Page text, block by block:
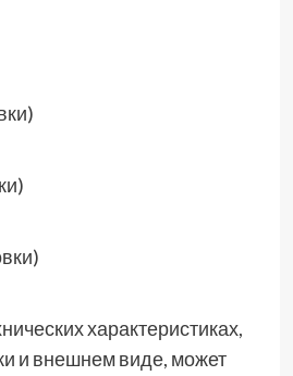
характеристиках,
и внешнем виде, может